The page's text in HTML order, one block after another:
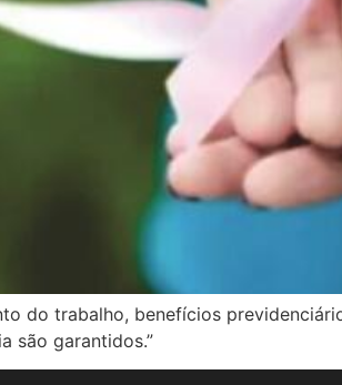
do trabalho, benefícios
são garantidos.”